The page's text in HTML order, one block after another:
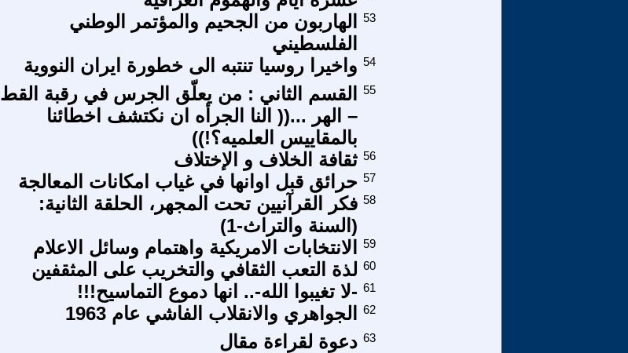
الهاربون من الجحيم والمؤتمر الوطني
الفلسطيني
53
واخيرا روسيا تنتبه الى خطورة ايران النووية 54
القسم الثاني : من يعلّق الجرس في رقبة القط
– الهر ...(( النا الجرأه ان نكتشف اخطائنا
بالمقاييس العلميه؟!))
55
ثقافة الخلاف و الإختلاف 56
حرائق قبل اوانها في غياب امكانات المعالجة 57
فكر القرآنيين تحت المجهر، الحلقة الثانية:
(السنة والتراث-1)
58
الانتخابات الامريكية واهتمام وسائل الاعلام
59
لذة التعب الثقافي والتخريب على المثقفين 60
-لا تغيبوا الله-.. انها دموع التماسيح!!! 61
الجواهري والانقلاب الفاشي عام 1963 62
دعوة لقراءة مقال 63